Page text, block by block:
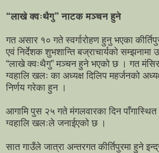
“लाखे क्वःथैगु” नाटक मञ्चन हुने
गत असार १० गते स्वर्गारोहण हुनु भएका
एवं निर्देशक शुभशान्ति बज्राचार्यको सम्झनामा
“लाखे क्वःथैगु” मञ्चन हुने भएको छ । गत
ग्वहालि खलः का अध्यक्ष दिलिप महर्जनको
निर्णय गरेका हुन ।
आगामि पुस २५ गते मंगलवारका दिन
ग्वहालि खलःले जनाईएको छ ।
सात गाउँले जात्रा अन्तरगत कीर्तिपुरमा हुने